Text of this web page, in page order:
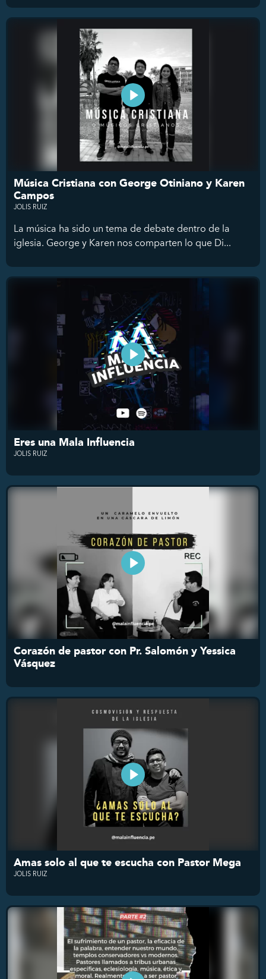
Música Cristiana con George Otiniano y Karen
Campos
JOLIS RUIZ
La música ha sido un tema de debate dentro de la
iglesia. George y Karen nos comparten lo que Di...
Eres una Mala Influencia
JOLIS RUIZ
Corazón de pastor con Pr. Salomón y Yessica
Vásquez
Amas solo al que te escucha con Pastor Mega
JOLIS RUIZ